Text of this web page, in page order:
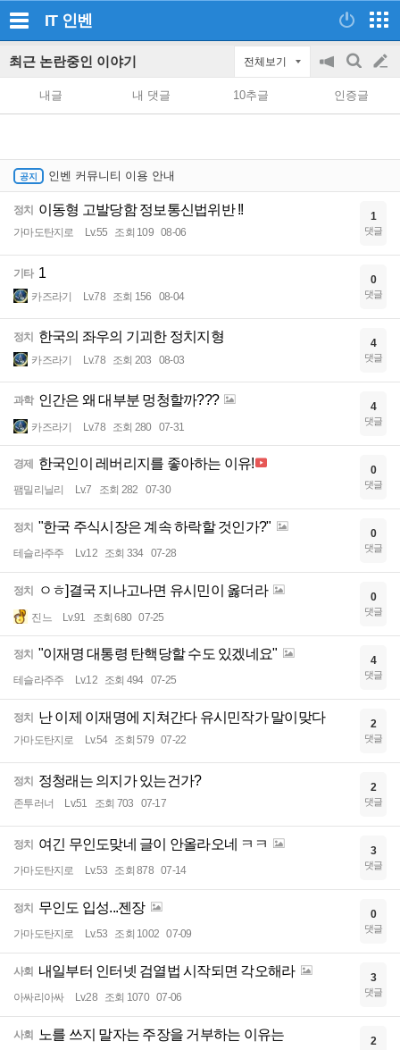
IT 인벤
최근 논란중인 이야기 전체보기
공
on/off
검
색
글
쓰
내글 내 댓글 10추글 인증글
인벤 커뮤니티 이용 안내
정치 이동형 고발당함 정보통신법위반 !!
가마도탄지로 Lv.55 조회 109 08-06
1
댓글
기타 1
카즈라기 Lv.78 조회 156 08-04
0
댓글
정치 한국의 좌우의 기괴한 정치지형
카즈라기 Lv.78 조회 203 08-03
4
댓글
과학 인간은 왜 대부분 멍청할까???
카즈라기 Lv.78 조회 280 07-31
4
댓글
경제 한국인이 레버리지를 좋아하는 이유!
팸밀리닐리 Lv.7 조회 282 07-30
0
댓글
정치 "한국 주식시장은 계속 하락할 것인가?"
테슬라주주 Lv.12 조회 334 07-28
0
댓글
정치 ㅇㅎ]결국 지나고나면 유시민이 옳더라
진느 Lv.91 조회 680 07-25
0
댓글
정치 "이재명 대통령 탄핵당할 수도 있겠네요"
테슬라주주 Lv.12 조회 494 07-25
4
댓글
정치 난 이제 이재명에 지쳐간다 유시민작가 말이맞다
가마도탄지로 Lv.54 조회 579 07-22
2
댓글
정치 정청래는 의지가 있는건가?
존투러너 Lv.51 조회 703 07-17
2
댓글
정치 여긴 무인도맞네 글이 안올라오네 ㅋㅋ
가마도탄지로 Lv.53 조회 878 07-14
3
댓글
정치 무인도 입성...젠장
가마도탄지로 Lv.53 조회 1002 07-09
0
댓글
사회 내일부터 인터넷 검열법 시작되면 각오해라
아싸리아싸 Lv.28 조회 1070 07-06
3
댓글
사회 노를 쓰지 말자는 주장을 거부하는 이유는 2